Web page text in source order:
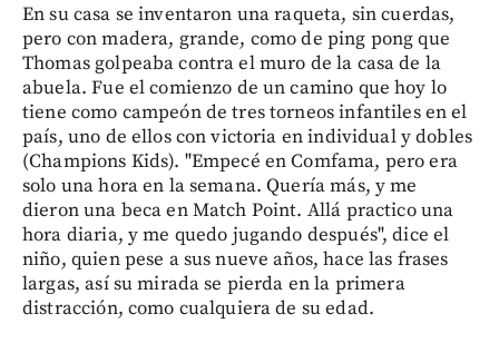
En su casa se inventaron una raqueta, sin cuerdas,
pero con madera, grande, como de ping pong que
Thomas golpeaba contra el muro de la casa de la
abuela. Fue el comienzo de un camino que hoy lo
tiene como campeón de tres torneos infantiles en el
país, uno de ellos con victoria en individual y dobles
(Champions Kids). "Empecé en Comfama, pero era
solo una hora en la semana. Quería más, y me
dieron una beca en Match Point. Allá practico una
hora diaria, y me quedo jugando después", dice el
niño, quien pese a sus nueve años, hace las frases
largas, así su mirada se pierda en la primera
distracción, como cualquiera de su edad.